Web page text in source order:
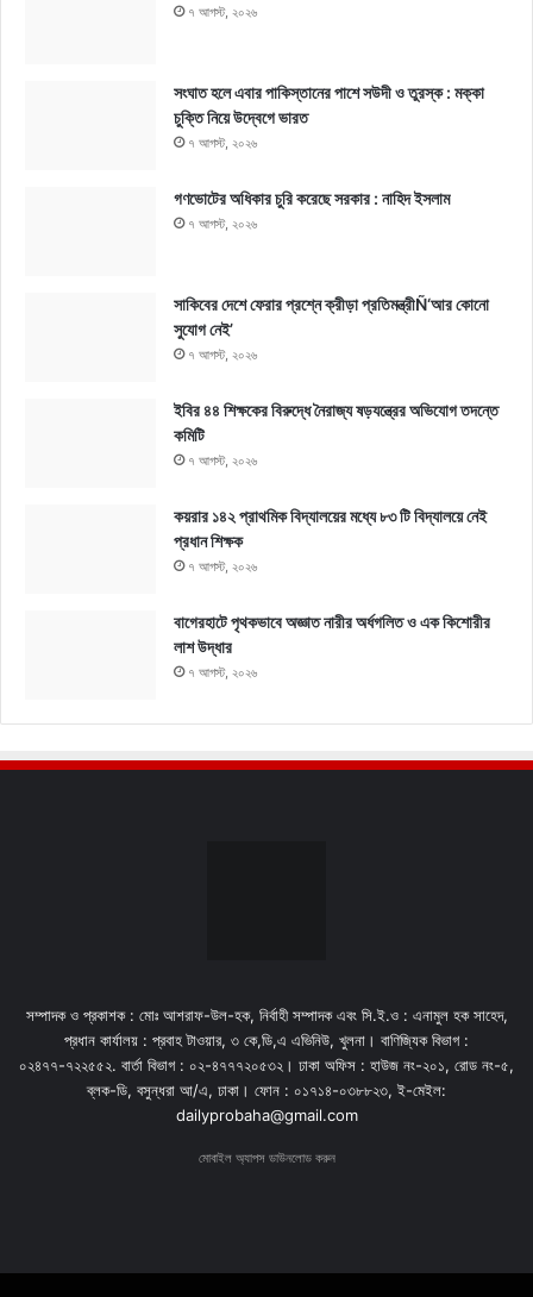
৭ আগস্ট, ২০২৬
সংঘাত হলে এবার পাকিস্তানের পাশে সউদী ও তুরস্ক : মক্কা
চুক্তি নিয়ে উদ্বেগে ভারত
৭ আগস্ট, ২০২৬
গণভোটের অধিকার চুরি করেছে সরকার : নাহিদ ইসলাম
৭ আগস্ট, ২০২৬
সাকিবের দেশে ফেরার প্রশ্নে ক্রীড়া প্রতিমন্ত্রীÑ‘আর কোনো
সুযোগ নেই’
৭ আগস্ট, ২০২৬
ইবির ৪৪ শিক্ষকের বিরুদ্ধে নৈরাজ্য ষড়যন্ত্রের অভিযোগ তদন্তে
কমিটি
৭ আগস্ট, ২০২৬
কয়রার ১৪২ প্রাথমিক বিদ্যালয়ের মধ্যে ৮৩ টি বিদ্যালয়ে নেই
প্রধান শিক্ষক
৭ আগস্ট, ২০২৬
বাগেরহাটে পৃথকভাবে অজ্ঞাত নারীর অর্ধগলিত ও এক কিশোরীর
লাশ উদ্ধার
৭ আগস্ট, ২০২৬
সম্পাদক ও প্রকাশক : মোঃ আশরাফ-উল-হক, নির্বাহী সম্পাদক এবং সি.ই.ও : এনামুল হক সাহেদ,
প্রধান কার্যালয় : প্রবাহ টাওয়ার, ৩ কে,ডি,এ এভিনিউ, খুলনা। বাণিজ্যিক বিভাগ :
০২৪৭৭-৭২২৫৫২. বার্তা বিভাগ : ০২-৪৭৭৭২০৫৩২। ঢাকা অফিস : হাউজ নং-২০১, রোড নং-৫,
ব্লক-ডি, বসুন্ধরা আ/এ, ঢাকা। ফোন : ০১৭১৪-০৩৮৮২৩, ই-মেইল:
dailyprobaha@gmail.com
মোবাইল অ্যাপস ডাউনলোড করুন